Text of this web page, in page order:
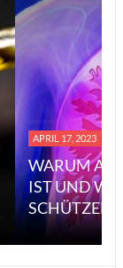
APRIL 17, 2023
WARUM
IST UND
SCHÜTZEN